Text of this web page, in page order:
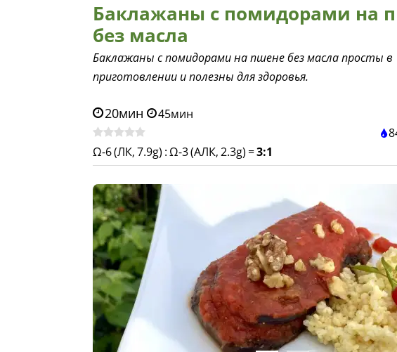
Баклажаны с помидорами на
без масла
Баклажаны с помидорами на пшене без масла просты в
приготовлении и полезны для здоровья.
20мин 45мин
Ω-6 (ЛК, 7.9g) :Ω-3 (АЛК, 2.3g) =3:1